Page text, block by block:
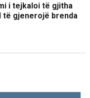
i tejkaloi të gjitha
të gjenerojë brenda